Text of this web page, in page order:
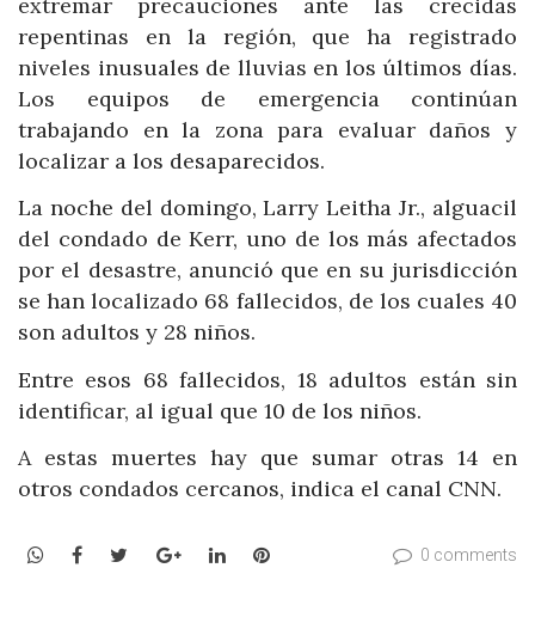
repentinas en la región, que ha registrado
niveles inusuales de lluvias en los últimos días.
Los equipos de emergencia continúan
trabajando en la zona para evaluar daños y
localizar a los desaparecidos.
La noche del domingo, Larry Leitha Jr., alguacil
del condado de Kerr, uno de los más afectados
por el desastre, anunció que en su jurisdicción
se han localizado 68 fallecidos, de los cuales 40
son adultos y 28 niños.
Entre esos 68 fallecidos, 18 adultos están sin
identificar, al igual que 10 de los niños.
A estas muertes hay que sumar otras 14 en
otros condados cercanos, indica el canal CNN.
WhatsApp
Facebook
TwitterGoogle+LinkedInPinterest 0 comments